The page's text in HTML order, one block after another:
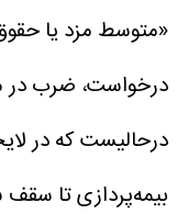
«متوسط مزد یا
درحالیست که در